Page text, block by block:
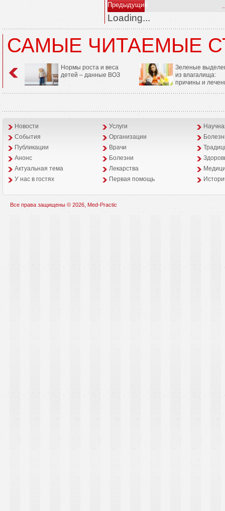
Предыдущий
Loading...
САМЫЕ ЧИТАЕМЫЕ
Нормы роста и веса
детей – данные ВОЗ
Зеленые
из влагалища:
причины и
Новости Услуги
События
Организации
Публикации
Врачи
Анонс
Болезни
Aктуальная тема
Лекарства
У нас в гостях
Первая помощь
Все права защищены © 2026, Med-Practic